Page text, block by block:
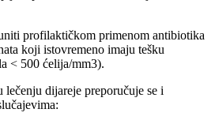
profilaktičkom primenom antibiotika
koji istovremeno imaju tešku
< 500 ćelija/mm3).
lečenju dijareje preporučuje se i